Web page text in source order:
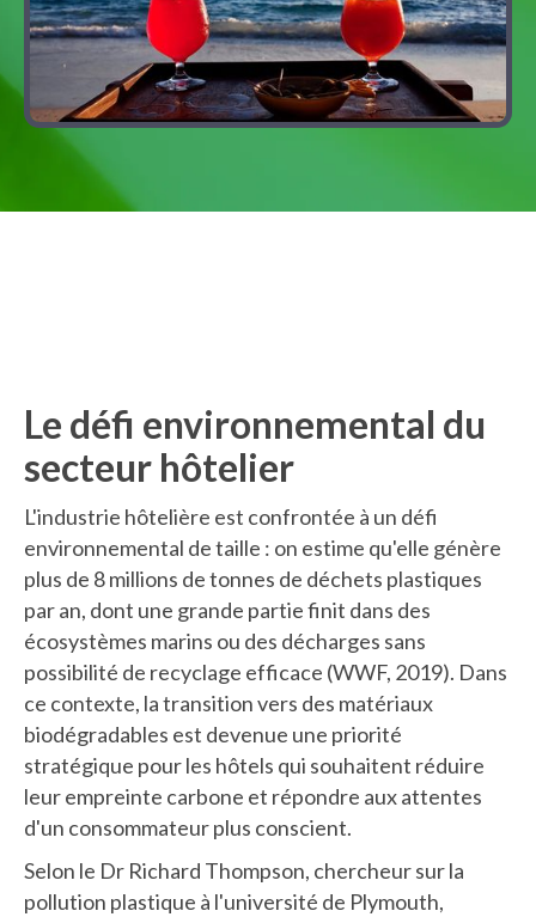
Le défi environnemental du
secteur hôtelier
L'industrie hôtelière est confrontée à un défi
environnemental de taille : on estime qu'elle génère
plus de 8 millions de tonnes de déchets plastiques
par an, dont une grande partie finit dans des
écosystèmes marins ou des décharges sans
possibilité de recyclage efficace (WWF, 2019). Dans
ce contexte, la transition vers des matériaux
biodégradables est devenue une priorité
stratégique pour les hôtels qui souhaitent réduire
leur empreinte carbone et répondre aux attentes
d'un consommateur plus conscient.
Selon le Dr Richard Thompson, chercheur sur la
pollution plastique à l'université de Plymouth,